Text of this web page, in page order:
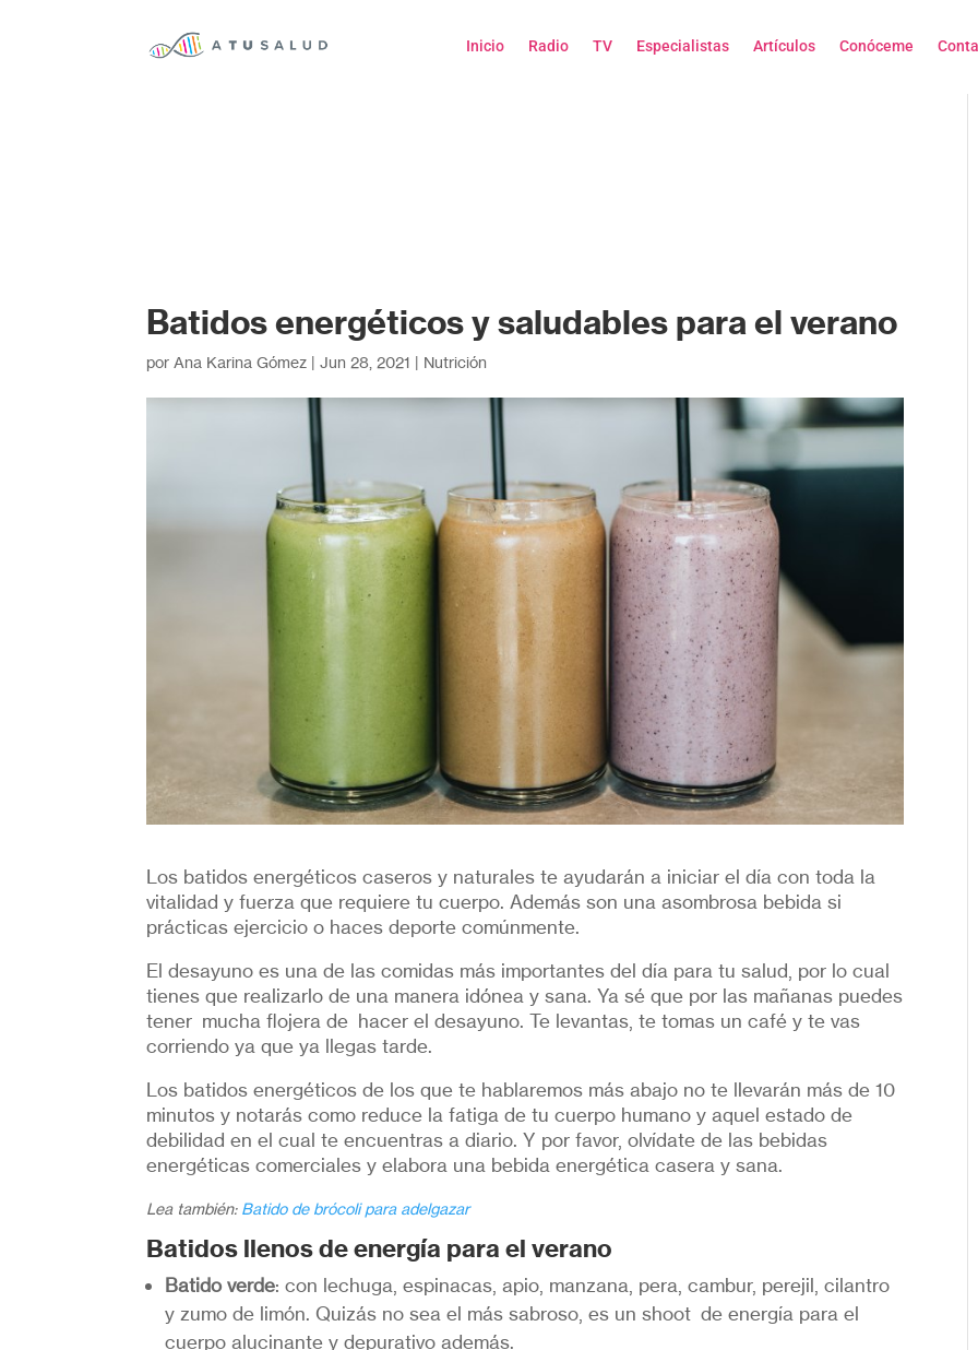
Inicio Radio TV Especialistas Artículos Conóceme
Batidos energéticos y saludables para el verano
porAna Karina Gómez |Jun 28, 2021 | Nutrición
Los batidos energéticos caseros y naturales te ayudarán a iniciar el día con toda la
vitalidad y fuerza que requiere tu cuerpo. Además son una asombrosa bebida si
prácticas ejercicio o haces deporte comúnmente.
El desayuno es una de las comidas más importantes del día para tu salud, por lo cual
tienes que realizarlo de una manera idónea y sana. Ya sé que por las mañanas puedes
tener mucha flojera de hacer el desayuno. Te levantas, te tomas un café y te vas
corriendo ya que ya llegas tarde.
Los batidos energéticos de los que te hablaremos más abajo no te llevarán más de 10
minutos y notarás como reduce la fatiga de tu cuerpo humano y aquel estado de
debilidad en el cual te encuentras a diario. Y por favor, olvídate de las bebidas
energéticas comerciales y elabora una bebida energética casera y sana.
Lea también: Batido de brócoli para adelgazar
Batidos llenos de energía para el verano
Batido verde: con lechuga, espinacas, apio, manzana, pera, cambur, perejil, cilantro
y zumo de limón. Quizás no sea el más sabroso, es un shoot de energía para el
cuerpo alucinante y depurativo además.